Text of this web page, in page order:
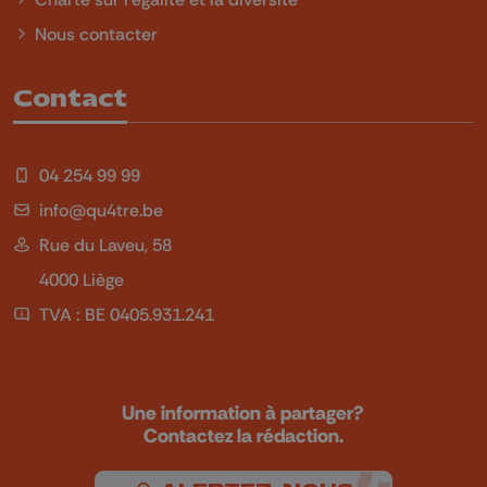
Nous contacter
Contact
04 254 99 99
info@qu4tre.be
Rue du Laveu, 58
4000 Liège
TVA : BE 0405.931.241
Une information à partager?
Contactez la rédaction.